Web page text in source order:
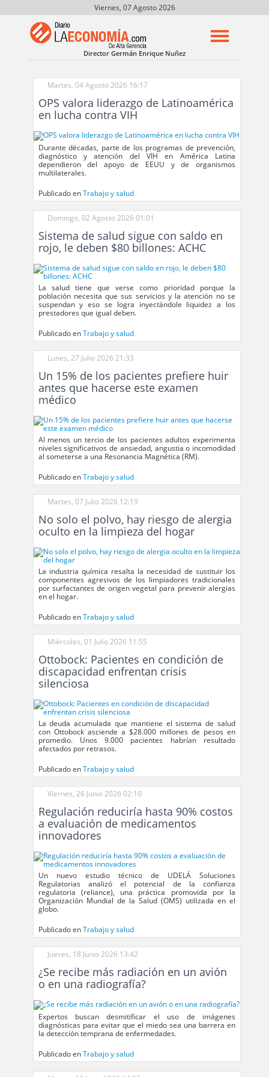
Viernes, 07 Agosto 2026
Director Germán Enrique Nuñez
Martes, 04 Agosto 2026 16:17
OPS valora liderazgo de Latinoamérica
en lucha contra VIH
Durante décadas, parte de los programas de prevención,
diagnóstico y atención del VIH en América Latina
dependieron del apoyo de EEUU y de organismos
multilaterales.
Publicado en Trabajo y salud
Domingo, 02 Agosto 2026 01:01
Sistema de salud sigue con saldo en
rojo, le deben $80 billones: ACHC
La salud tiene que verse como prioridad porque la
población necesita que sus servicios y la atención no se
suspendan y eso se logra inyectándole liquidez a los
prestadores que igual deben.
Publicado en Trabajo y salud
Lunes, 27 Julio 2026 21:33
Un 15% de los pacientes prefiere huir
antes que hacerse este examen
médico
Al menos un tercio de los pacientes adultos experimenta
niveles significativos de ansiedad, angustia o incomodidad
al someterse a una Resonancia Magnética (RM).
Publicado en Trabajo y salud
Martes, 07 Julio 2026 12:19
No solo el polvo, hay riesgo de alergia
oculto en la limpieza del hogar
La industria química resalta la necesidad de sustituir los
componentes agresivos de los limpiadores tradicionales
por surfactantes de origen vegetal para prevenir alergias
en el hogar.
Publicado en Trabajo y salud
Miércoles, 01 Julio 2026 11:55
Ottobock: Pacientes en condición de
discapacidad enfrentan crisis
silenciosa
La deuda acumulada que mantiene el sistema de salud
con Ottobock asciende a $28.000 millones de pesos en
promedio. Unos 9.000 pacientes habrían resultado
afectados por retrasos.
Publicado en Trabajo y salud
Viernes, 26 Junio 2026 02:10
Regulación reduciría hasta 90% costos
a evaluación de medicamentos
innovadores
Un nuevo estudio técnico de UDELÁ Soluciones
Regulatorias analizó el potencial de la confianza
regulatoria (reliance), una práctica promovida por la
Organización Mundial de la Salud (OMS) utilizada en el
globo.
Publicado en Trabajo y salud
Jueves, 18 Junio 2026 13:42
¿Se recibe más radiación en un avión
o en una radiografía?
Expertos buscan desmitificar el uso de imágenes
diagnósticas para evitar que el miedo sea una barrera en
la detección temprana de enfermedades.
Publicado en Trabajo y salud